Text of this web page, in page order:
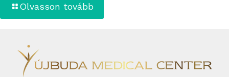
Olvasson tovább